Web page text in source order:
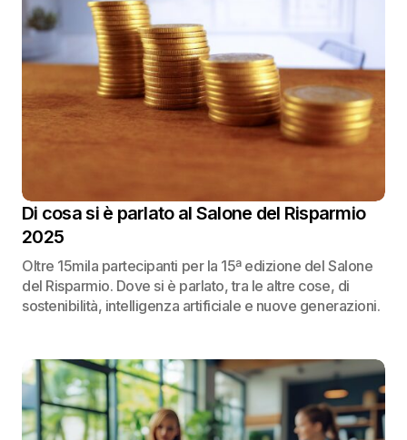
Di cosa si è parlato al Salone del Risparmio
2025
Oltre 15mila partecipanti per la 15ª edizione del Salone
del Risparmio. Dove si è parlato, tra le altre cose, di
sostenibilità, intelligenza artificiale e nuove generazioni.